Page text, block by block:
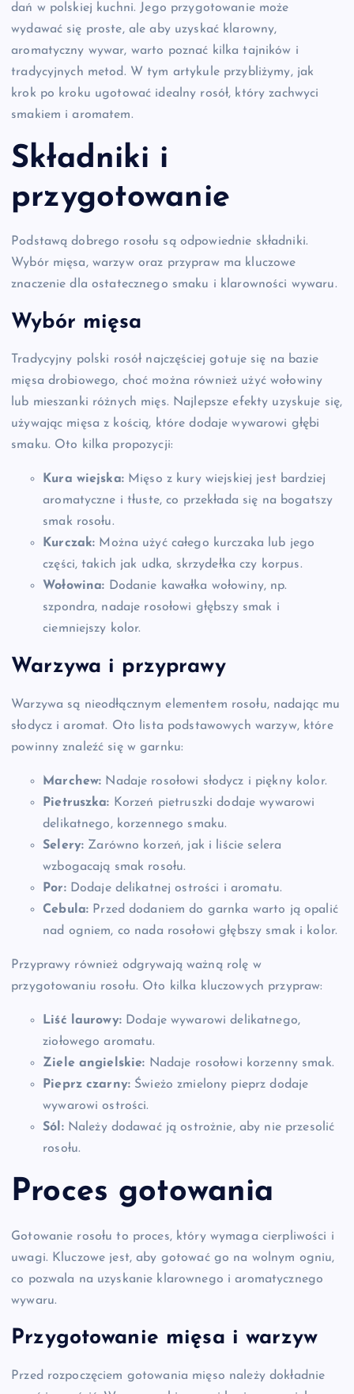
dań w polskiej kuchni. Jego przygotowanie może
wydawać się proste, ale aby uzyskać klarowny,
aromatyczny wywar, warto poznać kilka tajników i
tradycyjnych metod. W tym artykule przybliżymy, jak
krok po kroku ugotować idealny rosół, który zachwyci
smakiem i aromatem.
Składniki i
przygotowanie
Podstawą dobrego rosołu są odpowiednie składniki.
Wybór mięsa, warzyw oraz przypraw ma kluczowe
znaczenie dla ostatecznego smaku i klarowności wywaru.
Wybór mięsa
Tradycyjny polski rosół najczęściej gotuje się na bazie
mięsa drobiowego, choć można również użyć wołowiny
lub mieszanki różnych mięs. Najlepsze efekty uzyskuje się,
używając mięsa z kością, które dodaje wywarowi głębi
smaku. Oto kilka propozycji:
Kura wiejska:Mięso z kury wiejskiej jest bardziej
aromatyczne i tłuste, co przekłada się na bogatszy
smak rosołu.
Kurczak: Można użyć całego kurczaka lub jego
części, takich jak udka, skrzydełka czy korpus.
Wołowina: Dodanie kawałka wołowiny, np.
szpondra, nadaje rosołowi głębszy smak i
ciemniejszy kolor.
Warzywa i przyprawy
Warzywa są nieodłącznym elementem rosołu, nadając mu
słodycz i aromat. Oto lista podstawowych warzyw, które
powinny znaleźć się w garnku:
Marchew: Nadaje rosołowi słodycz i piękny kolor.
Pietruszka: Korzeń pietruszki dodaje wywarowi
delikatnego, korzennego smaku.
Selery: Zarówno korzeń, jak i liście selera
wzbogacają smak rosołu.
Por:Dodaje delikatnej ostrości i aromatu.
Cebula: Przed dodaniem do garnka warto ją opalić
nad ogniem, co nada rosołowi głębszy smak i kolor.
Przyprawy również odgrywają ważną rolę w
przygotowaniu rosołu. Oto kilka kluczowych przypraw:
Liść laurowy:Dodaje wywarowi delikatnego,
ziołowego aromatu.
Ziele angielskie: Nadaje rosołowi korzenny smak.
Pieprz czarny: Świeżo zmielony pieprz dodaje
wywarowi ostrości.
Sól:Należy dodawać ją ostrożnie, aby nie przesolić
rosołu.
Proces gotowania
Gotowanie rosołu to proces, który wymaga cierpliwości i
uwagi. Kluczowe jest, aby gotować go na wolnym ogniu,
co pozwala na uzyskanie klarownego i aromatycznego
wywaru.
Przygotowanie mięsa i warzyw
Przed rozpoczęciem gotowania mięso należy dokładnie